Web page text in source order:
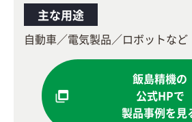
主な用途
自動車／電気製品／ロボットなど
飯島精機の
公式HPで
製品事例を見